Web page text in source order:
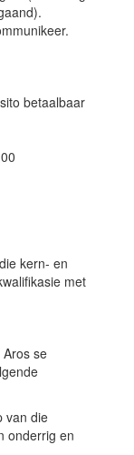
betaalbaar
kern- en
met
se
van die
onderrig en